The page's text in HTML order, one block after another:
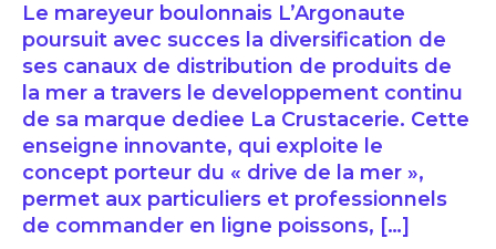
Le mareyeur boulonnais L’Argonaute
poursuit avec succes la diversification de
ses canaux de distribution de produits de
la mer a travers le developpement continu
de sa marque dediee La Crustacerie. Cette
enseigne innovante, qui exploite le
concept porteur du « drive de la mer »,
permet aux particuliers et professionnels
de commander en ligne poissons, […]